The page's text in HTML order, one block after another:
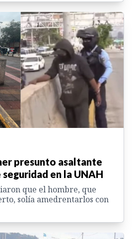
presunto asaltante
en la UNAH
que el hombre, que
solía amedrentarlos con